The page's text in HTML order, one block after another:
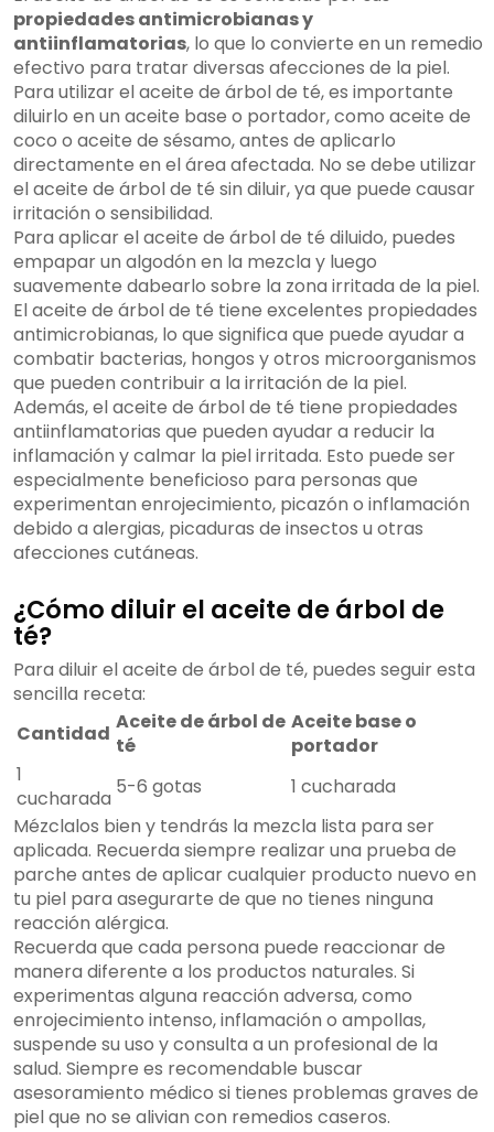
propiedades antimicrobianas y
antiinflamatorias, lo que lo convierte en un remedio
efectivo para tratar diversas afecciones de la piel.
Para utilizar el aceite de árbol de té, es importante
diluirlo en un aceite base o portador, como aceite de
coco o aceite de sésamo, antes de aplicarlo
directamente en el área afectada. No se debe utilizar
el aceite de árbol de té sin diluir, ya que puede causar
irritación o sensibilidad.
Para aplicar el aceite de árbol de té diluido, puedes
empapar un algodón en la mezcla y luego
suavemente dabearlo sobre la zona irritada de la piel.
El aceite de árbol de té tiene excelentes propiedades
antimicrobianas, lo que significa que puede ayudar a
combatir bacterias, hongos y otros microorganismos
que pueden contribuir a la irritación de la piel.
Además, el aceite de árbol de té tiene propiedades
antiinflamatorias que pueden ayudar a reducir la
inflamación y calmar la piel irritada. Esto puede ser
especialmente beneficioso para personas que
experimentan enrojecimiento, picazón o inflamación
debido a alergias, picaduras de insectos u otras
afecciones cutáneas.
¿Cómo diluir el aceite de árbol de
té?
Para diluir el aceite de árbol de té, puedes seguir esta
sencilla receta:
Cantidad Aceite de árbol de
té
Aceite base o
portador
1
cucharada 5-6 gotas
1 cucharada
Mézclalos bien y tendrás la mezcla lista para ser
aplicada. Recuerda siempre realizar una prueba de
parche antes de aplicar cualquier producto nuevo en
tu piel para asegurarte de que no tienes ninguna
reacción alérgica.
Recuerda que cada persona puede reaccionar de
manera diferente a los productos naturales. Si
experimentas alguna reacción adversa, como
enrojecimiento intenso, inflamación o ampollas,
suspende su uso y consulta a un profesional de la
salud. Siempre es recomendable buscar
asesoramiento médico si tienes problemas graves de
piel que no se alivian con remedios caseros.